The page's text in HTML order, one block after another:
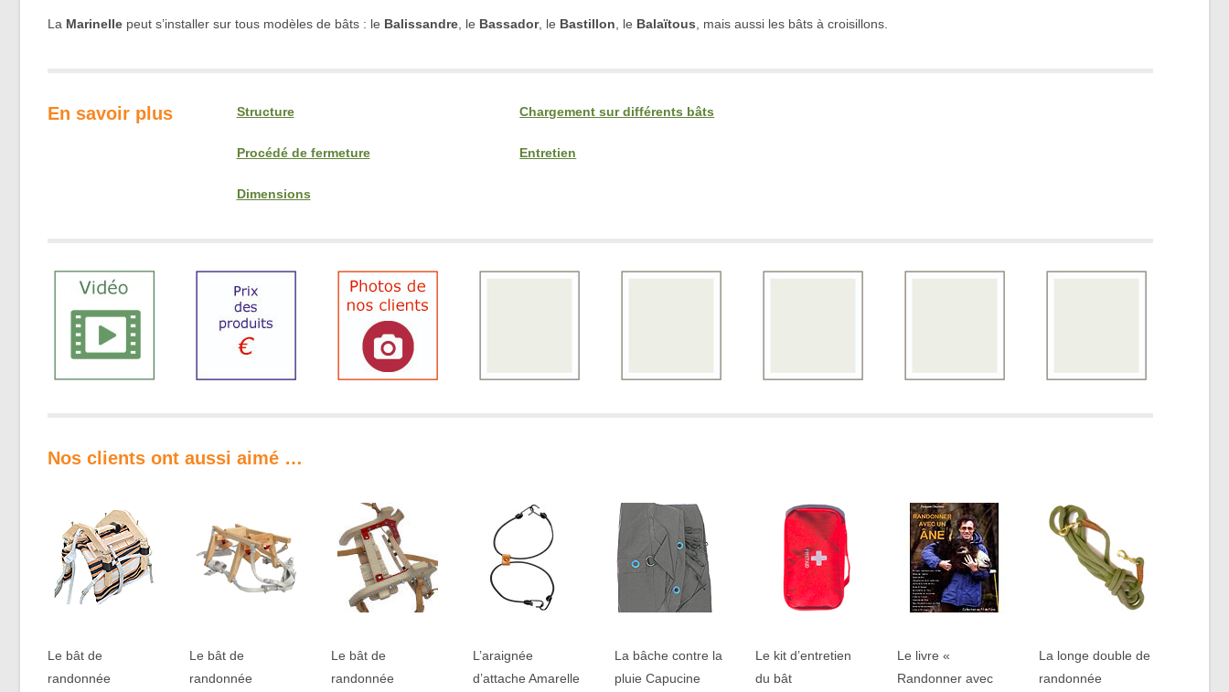
La Marinelle peut s’installer sur tous modèles de bâts : le Balissandre , le Bassador, le Bastillon , le Balaïtous , mais aussi les bâts à croisillons.
En savoir plus Structure
Procédé de fermeture
Dimensions
Chargement sur différents bâts
Entretien
Nos clients ont aussi aimé …
Le bât de
randonnée
Le bât de
randonnée
Le bât de
randonnée
L’araignée
d’attache Amarelle
La bâche contre la
pluie Capucine
Le kit d’entretien
du bât
Le livre «
Randonner avec
La longe double de
randonnée